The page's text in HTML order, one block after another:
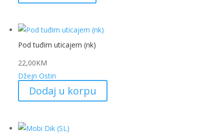
Pod tuđim uticajem (nk)
22,00KM
Džejn Ostin
Dodaj u korpu